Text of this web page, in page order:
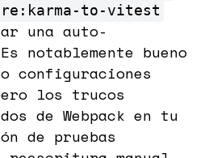
to-vitest
una auto-
notablemente bueno
configuraciones
los trucos
de Webpack en tu
de pruebas